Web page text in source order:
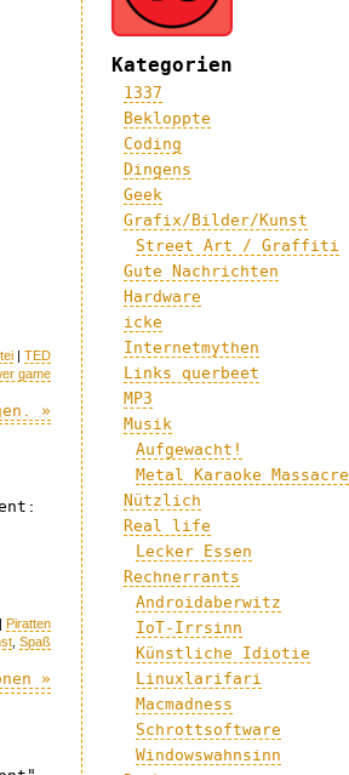
| TED
game
»
Piratten
Spaß
»
Kategorien
1337
Bekloppte
Coding
Dingens
Geek
Grafix/Bilder/Kunst
Street Art / Graffiti
Gute Nachrichten
Hardware
icke
Internetmythen
Links querbeet
MP3
Musik
Aufgewacht!
Metal Karaoke Massacre
Nützlich
Real life
Lecker Essen
Rechnerrants
Androidaberwitz
IoT-Irrsinn
Künstliche Idiotie
Linuxlarifari
Macmadness
Schrottsoftware
Windowswahnsinn